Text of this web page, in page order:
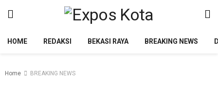
HOME REDAKSI BEKASI RAYA BREAKING NEWS
Home BREAKING NEWS